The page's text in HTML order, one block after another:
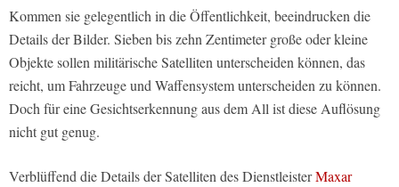
Kommen sie gelegentlich in die Öffentlichkeit, beeindrucken die
Details der Bilder. Sieben bis zehn Zentimeter große oder kleine
Objekte sollen militärische Satelliten unterscheiden können, das
reicht, um Fahrzeuge und Waffensystem unterscheiden zu können.
Doch für eine Gesichtserkennung aus dem All ist diese Auflösung
nicht gut genug.
Verblüffend die Details der Satelliten des DienstleisterMaxar